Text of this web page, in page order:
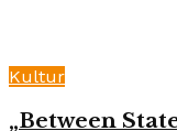
Kultur
„Between